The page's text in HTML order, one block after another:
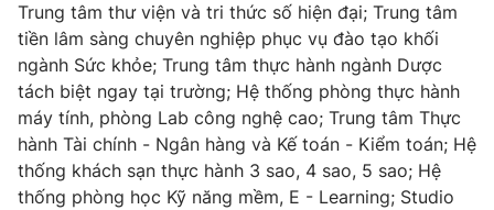
Trung tâm thư viện và tri thức số hiện đại; Trung tâm
tiền lâm sàng chuyên nghiệp phục vụ đào tạo khối
ngành Sức khỏe; Trung tâm thực hành ngành Dược
tách biệt ngay tại trường; Hệ thống phòng thực hành
máy tính, phòng Lab công nghệ cao; Trung tâm Thực
hành Tài chính - Ngân hàng và Kế toán - Kiểm toán; Hệ
thống khách sạn thực hành 3 sao, 4 sao, 5 sao; Hệ
thống phòng học Kỹ năng mềm, E - Learning; Studio